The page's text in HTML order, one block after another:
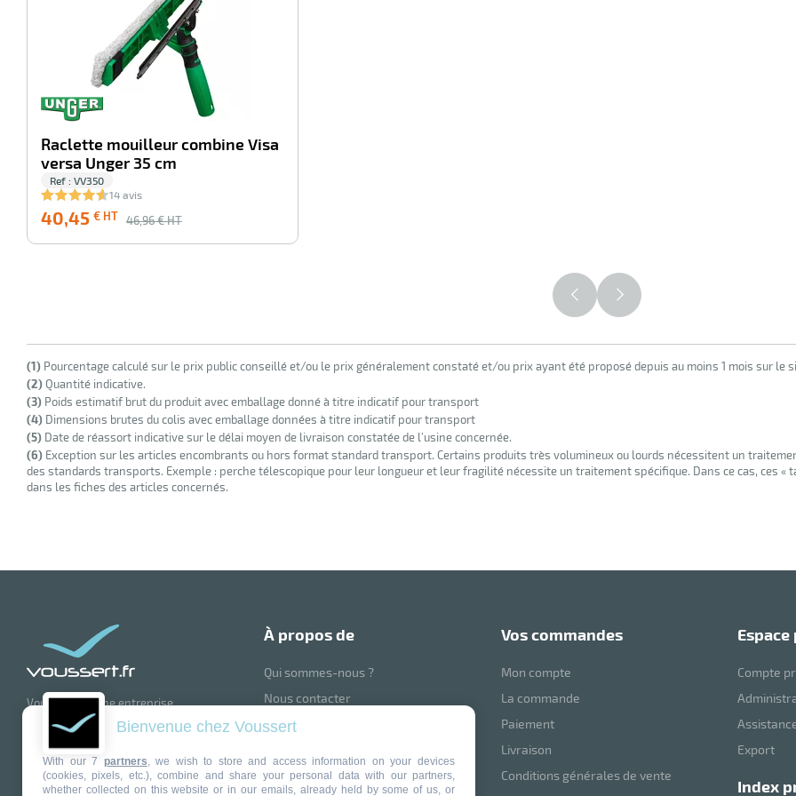
Raclette mouilleur combine Visa
versa Unger 35 cm
Ref : VV350
14 avis
40,45 € HT 46,96 € HT
(1) Pourcentage calculé sur le prix public conseillé et/ou le prix généralement constaté et/ou prix ayant été proposé depuis au moins 1 mois sur le
(2)Quantité indicative.
(3) Poids estimatif brut du produit avec emballage donné à titre indicatif pour transport
(4) Dimensions brutes du colis avec emballage données à titre indicatif pour transport
(5) Date de réassort indicative sur le délai moyen de livraison constatée de l’usine concernée.
(6) Exception sur les articles encombrants ou hors format standard transport. Certains produits très volumineux ou lourds nécessitent un
des standards transports. Exemple : perche télescopique pour leur longueur et leur fragilité nécessite un traitement spécifique. Dans ce cas, ces
dans les fiches des articles concernés.
Voussert est une entreprise
française renommée, spécialisée
dans la vente en ligne de produits et
matériel d'entretien pour les
professionnels et particuliers.
Avec plus de 30 ans d'expérience,
à propos de
Qui sommes-nous ?
Nous contacter
Blog
Mentions légales
vos commandes
Mon compte
La commande
Paiement
Livraison
Conditions générales de vente
Compte
Export
index
Bienvenue chez Voussert
With our 7 partners, we wish to store and access information on your devices
(cookies, pixels, etc.), combine and share your personal data with our partners,
whether collected on this website or in our emails, already held by some of us, or